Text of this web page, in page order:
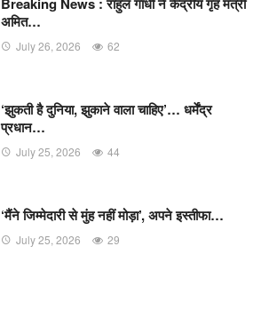
अमित…
July 26, 2026 62
‘झुकती है दुनिया, झुकाने वाला चाहिए’… धर्मेंद्र
प्रधान…
July 25, 2026 44
‘मैंने जिम्मेदारी से मुंह नहीं मोड़ा’, अपने इस्तीफा…
July 25, 2026 29